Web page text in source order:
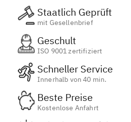
Staatlich Geprüft
mit Gesellenbrief
Geschult
ISO 9001 zertifiziert
Schneller Service
Innerhalb von 40 min.
Beste Preise
Kostenlose Anfahrt